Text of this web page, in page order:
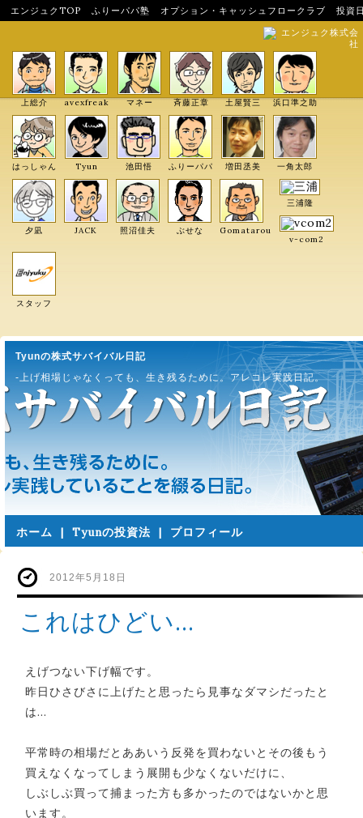
エンジュクTOP ふりーパパ塾 オプション・キャッシュフロークラブ
投資
エンジュク株式会
社
上総介 avexfreak マネー 斉藤正章 土屋賢三 浜口準之助
はっしゃん Tyun 池田悟 ふりーパパ 増田丞美 一角太郎
夕凪 JACK 照沼佳夫 ぶせな Gomatarou
三浦隆
v-com2
スタッフ
Tyunの株式サバイバル日記
-上げ相場じゃなくっても、生き残るために。アレコレ実践日記。
ホーム | Tyunの投資法 | プロフィール
2012年5月18日
これはひどい…
えげつない下げ幅です。
昨日ひさびさに上げたと思ったら見事なダマシだったと
は…
平常時の相場だとああいう反発を買わないとその後もう
買えなくなってしまう展開も少なくないだけに、
しぶしぶ買って捕まった方も多かったのではないかと思
います。